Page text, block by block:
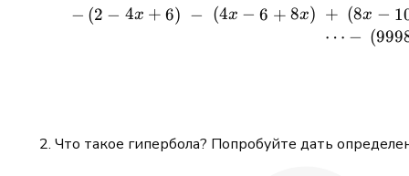
− (2 − 4x + 6) − (4x − 6 + 8x) + (8x −
⋯ − (
Что такое гипербола? Попробуйте дать